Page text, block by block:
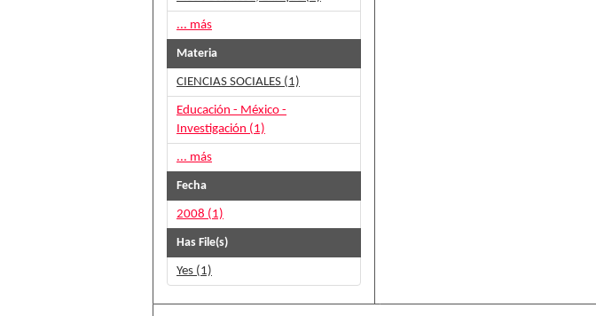
... más
Materia
CIENCIAS SOCIALES (1)
Educación - México -
Investigación (1)
... más
Fecha
2008 (1)
Has File(s)
Yes (1)